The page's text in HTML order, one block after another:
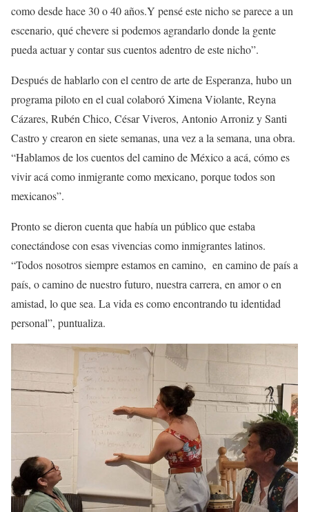
como desde hace 30 o 40 años.Y pensé este nicho se parece a un
escenario, qué chevere si podemos agrandarlo donde la gente
pueda actuar y contar sus cuentos adentro de este nicho”.
Después de hablarlo con el centro de arte de Esperanza, hubo un
programa piloto en el cual colaboró Ximena Violante, Reyna
Cázares, Rubén Chico, César Viveros, Antonio Arroniz y Santi
Castro y crearon en siete semanas, una vez a la semana, una obra.
“Hablamos de los cuentos del camino de México a acá, cómo es
vivir acá como inmigrante como mexicano, porque todos son
mexicanos”.
Pronto se dieron cuenta que había un público que estaba
conectándose con esas vivencias como inmigrantes latinos.
“Todos nosotros siempre estamos en camino, en camino de país a
país, o camino de nuestro futuro, nuestra carrera, en amor o en
amistad, lo que sea. La vida es como encontrando tu identidad
personal”, puntualiza.